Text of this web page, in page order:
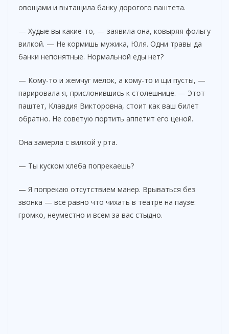
овощами и вытащила банку дорогого паштета.
— Худые вы какие-то, — заявила она, ковыряя фольгу
вилкой. — Не кормишь мужика, Юля. Одни травы да
банки непонятные. Нормальной еды нет?
— Кому-то и жемчуг мелок, а кому-то и щи пусты, —
парировала я, прислонившись к столешнице. — Этот
паштет, Клавдия Викторовна, стоит как ваш билет
обратно. Не советую портить аппетит его ценой.
Она замерла с вилкой у рта.
— Ты куском хлеба попрекаешь?
— Я попрекаю отсутствием манер. Врываться без
звонка — всё равно что чихать в театре на паузе:
громко, неуместно и всем за вас стыдно.